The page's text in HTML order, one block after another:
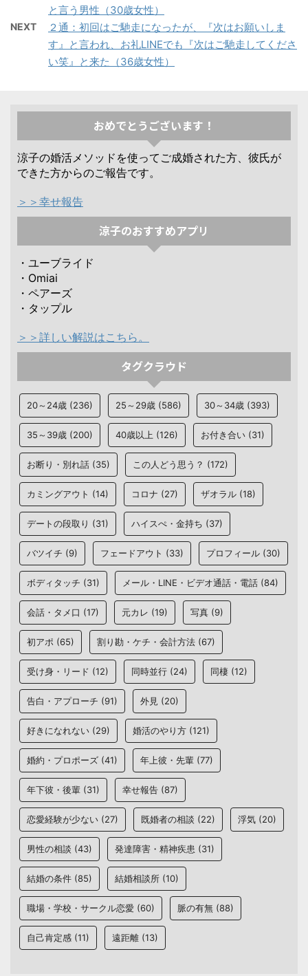
と言う男性（30歳女性）
NEXT
２通：初回はご馳走になったが、『次はお願いしま
す』と言われ、お礼LINEでも『次はご馳走してくださ
い笑』と来た（36歳女性）
おめでとうございます！
涼子の婚活メソッドを使ってご成婚された方、彼氏が
できた方からのご報告です。
＞＞幸せ報告
涼子のおすすめアプリ
・ユーブライド
・Omiai
・ペアーズ
・タップル
＞＞詳しい解説はこちら。
タグクラウド
20～24歳 (236) 25～29歳 (586) 30～34歳 (393)
35～39歳 (200) 40歳以上 (126) お付き合い (31)
お断り・別れ話 (35) この人どう思う？ (172)
カミングアウト (14) コロナ (27) ザオラル (18)
デートの段取り (31) ハイスぺ・金持ち (37)
バツイチ (9) フェードアウト (33) プロフィール (30)
ボディタッチ (31) メール・LINE・ビデオ通話・電話 (84)
会話・タメ口 (17) 元カレ (19) 写真 (9)
初アポ (65) 割り勘・ケチ・会計方法 (67)
受け身・リード (12) 同時並行 (24) 同棲 (12)
告白・アプローチ (91) 外見 (20)
好きになれない (29) 婚活のやり方 (121)
婚約・プロポーズ (41) 年上彼・先輩 (77)
年下彼・後輩 (31) 幸せ報告 (87)
恋愛経験が少ない (27) 既婚者の相談 (22) 浮気 (20)
男性の相談 (43) 発達障害・精神疾患 (31)
結婚の条件 (85) 結婚相談所 (10)
職場・学校・サークル恋愛 (60) 脈の有無 (88)
自己肯定感 (11) 遠距離 (13)